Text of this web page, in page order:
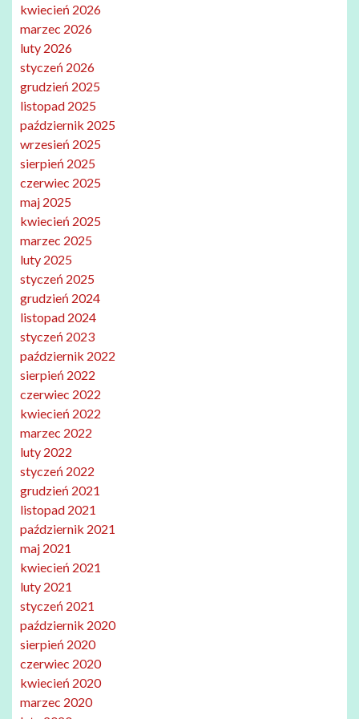
kwiecień 2026
marzec 2026
luty 2026
styczeń 2026
grudzień 2025
listopad 2025
październik 2025
wrzesień 2025
sierpień 2025
czerwiec 2025
maj 2025
kwiecień 2025
marzec 2025
luty 2025
styczeń 2025
grudzień 2024
listopad 2024
styczeń 2023
październik 2022
sierpień 2022
czerwiec 2022
kwiecień 2022
marzec 2022
luty 2022
styczeń 2022
grudzień 2021
listopad 2021
październik 2021
maj 2021
kwiecień 2021
luty 2021
styczeń 2021
październik 2020
sierpień 2020
czerwiec 2020
kwiecień 2020
marzec 2020